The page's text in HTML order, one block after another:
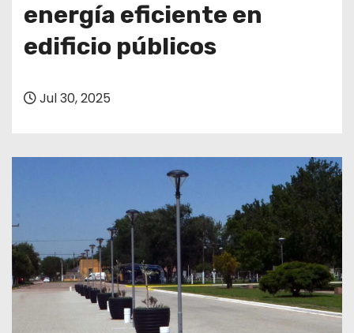
energía eficiente en
edificio públicos
Jul 30, 2025